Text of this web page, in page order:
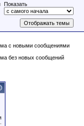
Показать
с новыми сообщениями
без новых сообщений